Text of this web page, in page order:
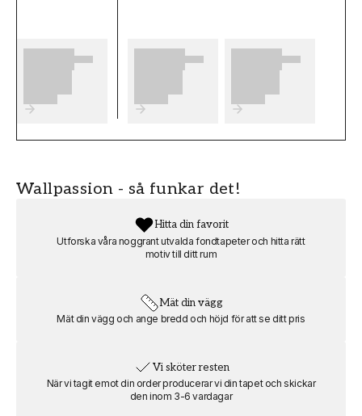
woven (150g/m2). Materialet ger en exklusiv
När du sätter upp tapeten skall limmet
enkel att montera, men känner du dig osäker
professionell hantverkare.
OBS! Tänk på att lägga till 5 cm för skärmån i
Produktdetaljer
FT0802-72936120
MOTIV
Wallpassion - så funkar det!
Hitta din favorit
Utforska våra noggrant utvalda fondtapeter och hitta rätt
motiv till ditt rum
Mät din vägg
Mät din vägg och ange bredd och höjd för att se ditt pris
Vi sköter resten
När vi tagit emot din order producerar vi din tapet och skickar
den inom 3-6 vardagar